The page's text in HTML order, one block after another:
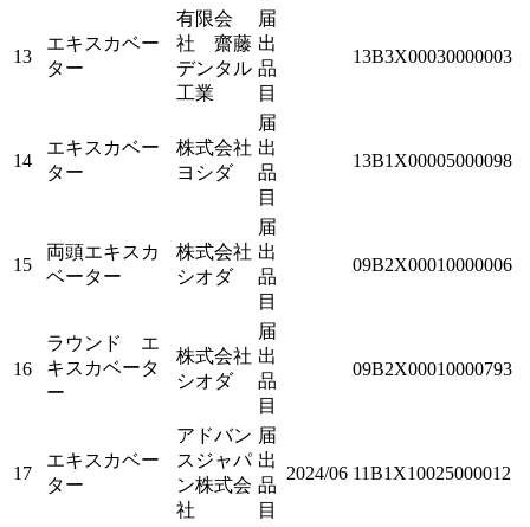
13
エキスカベー
ター
有限会
社 齋藤
デンタル
工業
届
出
品
目
13B3X00030000003
14
エキスカベー
ター
株式会社
ヨシダ
届
出
品
目
13B1X00005000098
15
両頭エキスカ
ベーター
株式会社
シオダ
届
出
品
目
09B2X00010000006
16
ラウンド エ
キスカベータ
ー
株式会社
シオダ
届
出
品
目
09B2X00010000793
17
エキスカベー
ター
アドバン
スジャパ
ン株式会
社
届
出
品
目
2024/06 11B1X10025000012